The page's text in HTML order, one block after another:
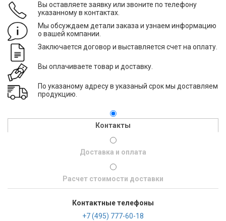
Вы оставляете заявку или звоните по телефону
указанному в контактах.
Мы обсуждаем детали заказа и узнаем информацию
о вашей компании.
Заключается договор и выставляется счет на оплату.
Вы оплачиваете товар и доставку.
По указаному адресу в указаный срок мы доставляем
продукцию.
Контакты
Доставка и оплата
Расчет стоимости доставки
Контактные телефоны
+7 (495) 777-60-18